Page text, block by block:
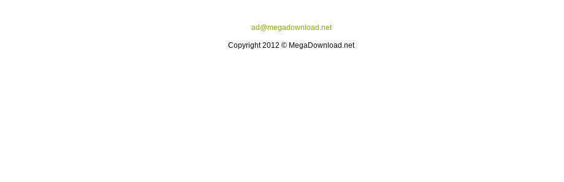
ad@megadownload.net
Copyright 2012 © MegaDownload.net